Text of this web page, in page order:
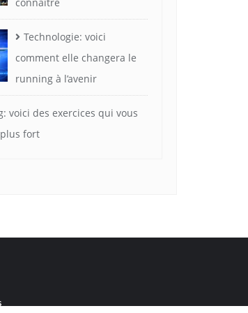
la distance : À
courent les
football pendant un
Technologie: voici
comment elle changera le
running à l’avenir
voici des exercices qui vous
fort